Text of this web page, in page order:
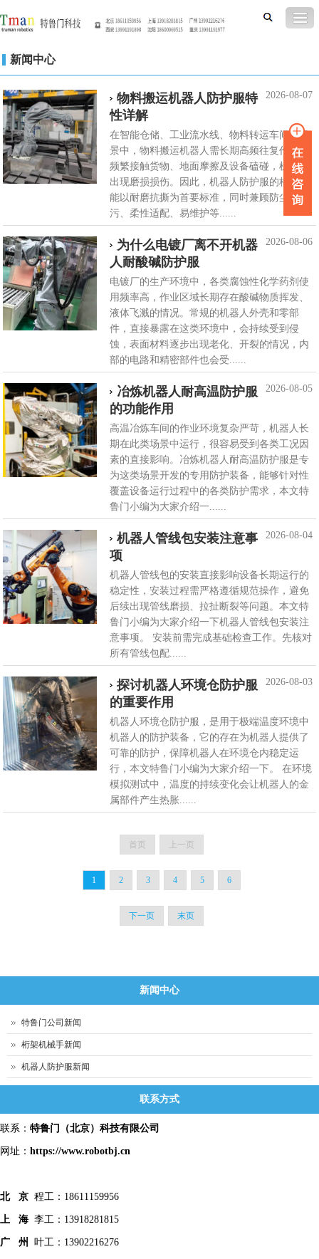
新闻中心
2026-08-07
物料搬运机器人防护服特
性详解
在智能仓储、工业流水线、物料转运车间等场
景中，物料搬运机器人需长期高频往复作业，
频繁接触货物、地面摩擦及设备磕碰，机身易
出现磨损损伤。因此，机器人防护服的核心性
能以耐磨抗撕为首要标准，同时兼顾防尘防
污、柔性适配、易维护等......
2026-08-06
为什么电镀厂离不开机器
人耐酸碱防护服
电镀厂的生产环境中，各类腐蚀性化学药剂使
用频率高，作业区域长期存在酸碱物质挥发、
液体飞溅的情况。常规的机器人外壳和零部
件，直接暴露在这类环境中，会持续受到侵
蚀，表面材料逐步出现老化、开裂的情况，内
部的电路和精密部件也会受......
2026-08-05
冶炼机器人耐高温防护服
的功能作用
高温冶炼车间的作业环境复杂严苛，机器人长
期在此类场景中运行，很容易受到各类工况因
素的直接影响。冶炼机器人耐高温防护服是专
为这类场景开发的专用防护装备，能够针对性
覆盖设备运行过程中的各类防护需求，本文特
鲁门小编为大家介绍一......
2026-08-04
机器人管线包安装注意事
项
机器人管线包的安装直接影响设备长期运行的
稳定性，安装过程需严格遵循规范操作，避免
后续出现管线磨损、拉扯断裂等问题。本文特
鲁门小编为大家介绍一下机器人管线包安装注
意事项。 安装前需完成基础检查工作。先核对
所有管线包配......
2026-08-03
探讨机器人环境仓防护服
的重要作用
机器人环境仓防护服，是用于极端温度环境中
机器人的防护装备，它的存在为机器人提供了
可靠的防护，保障机器人在环境仓内稳定运
行，本文特鲁门小编为大家介绍一下。 在环境
模拟测试中，温度的持续变化会让机器人的金
属部件产生热胀......
首页 上一页
1 2 3 4 5 6
下一页 末页
新闻中心
特鲁门公司新闻
桁架机械手新闻
机器人防护服新闻
联系方式
联系： 特鲁门 （北京）科技有限公司
网址： https://www.robotbj.cn
北 京 程工：18611159956
上 海 李工：13918281815
广 州 叶工：13902216276